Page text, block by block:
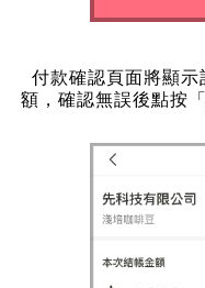
付款確認頁面將顯
額，確認無誤後點按